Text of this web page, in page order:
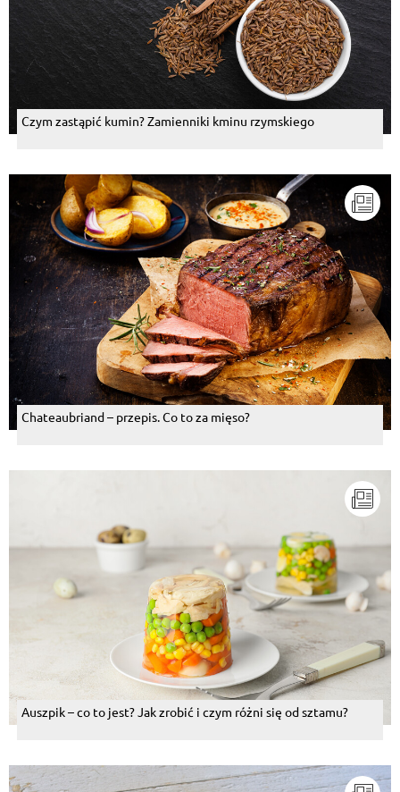
Czym zastąpić kumin? Zamienniki kminu rzymskiego
Chateaubriand – przepis. Co to za mięso?
Auszpik – co to jest? Jak zrobić i czym różni się od sztamu?